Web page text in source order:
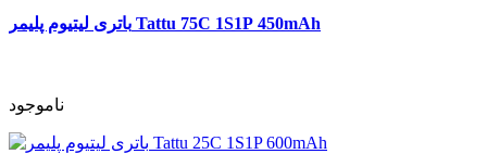
باتری لیتیوم پلیمر Tattu 75C 1S1P 450mAh
ناموجود